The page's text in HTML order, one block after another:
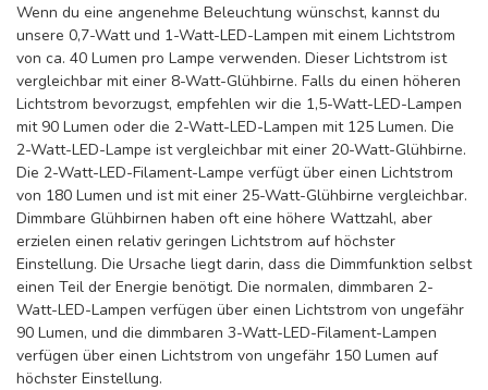
Wenn du eine angenehme Beleuchtung wünschst, kannst du
unsere 0,7-Watt und 1-Watt-LED-Lampen mit einem Lichtstrom
von ca. 40 Lumen pro Lampe verwenden. Dieser Lichtstrom ist
vergleichbar mit einer 8-Watt-Glühbirne. Falls du einen höheren
Lichtstrom bevorzugst, empfehlen wir die 1,5-Watt-LED-Lampen
mit 90 Lumen oder die 2-Watt-LED-Lampen mit 125 Lumen. Die
2-Watt-LED-Lampe ist vergleichbar mit einer 20-Watt-Glühbirne.
Die 2-Watt-LED-Filament-Lampe verfügt über einen Lichtstrom
von 180 Lumen und ist mit einer 25-Watt-Glühbirne vergleichbar.
Dimmbare Glühbirnen haben oft eine höhere Wattzahl, aber
erzielen einen relativ geringen Lichtstrom auf höchster
Einstellung. Die Ursache liegt darin, dass die Dimmfunktion selbst
einen Teil der Energie benötigt. Die normalen, dimmbaren 2-
Watt-LED-Lampen verfügen über einen Lichtstrom von ungefähr
90 Lumen, und die dimmbaren 3-Watt-LED-Filament-Lampen
verfügen über einen Lichtstrom von ungefähr 150 Lumen auf
höchster Einstellung.